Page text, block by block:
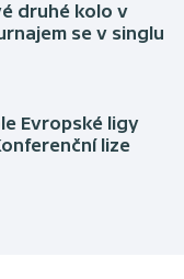
druhé kolo v
se v singlu
Evropské ligy
lize